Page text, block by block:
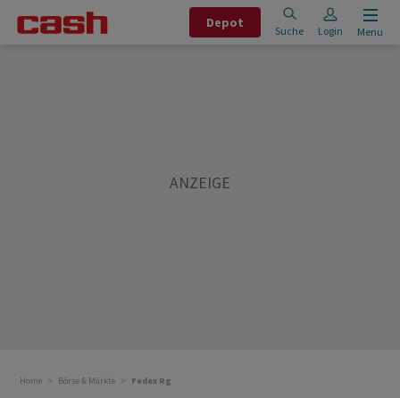
Depot
Suche Login Menu
Home Börse & Märkte Fedex Rg